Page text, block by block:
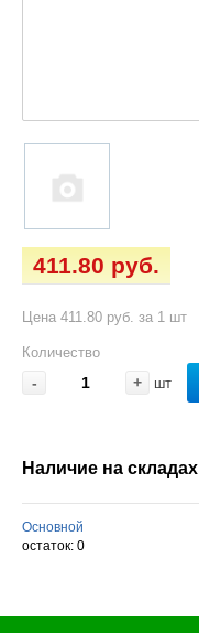
411.80 руб.
Цена 411.80 руб. за 1 шт
Количество
- + шт
Наличие на складах
Основной
остаток: 0